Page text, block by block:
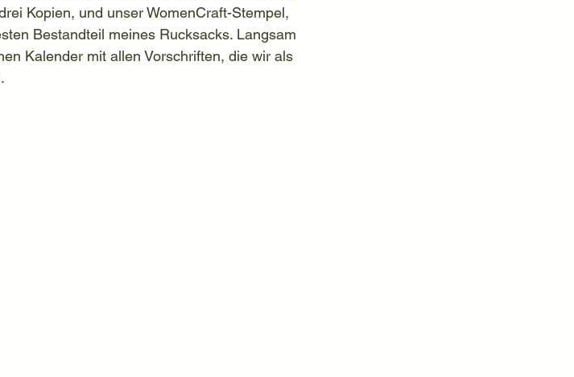
Kopien, und unser WomenCraft-Stempel,
Bestandteil meines Rucksacks. Langsam
Kalender mit allen Vorschriften, die wir als